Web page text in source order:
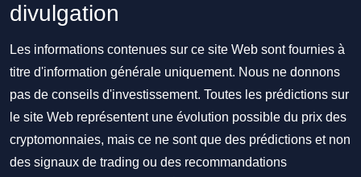
divulgation
Les informations contenues sur ce site Web sont fournies à
titre d'information générale uniquement. Nous ne donnons
pas de conseils d'investissement. Toutes les prédictions sur
le site Web représentent une évolution possible du prix des
cryptomonnaies, mais ce ne sont que des prédictions et non
des signaux de trading ou des recommandations